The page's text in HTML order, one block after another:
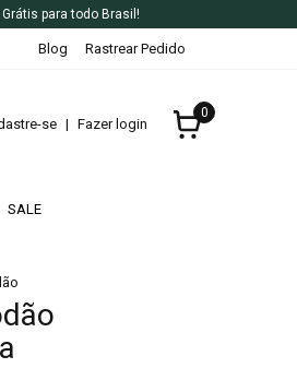
Grátis para todo Brasil!
Blog Rastrear Pedido
se | Fazer login
0
SALE